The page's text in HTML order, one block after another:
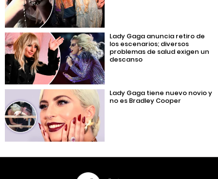
Lady Gaga anuncia retiro de
los escenarios; diversos
problemas de salud exigen un
descanso
Lady Gaga tiene nuevo novio y
no es Bradley Cooper